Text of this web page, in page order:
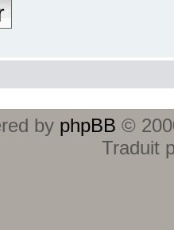
by phpBB ©
Traduit